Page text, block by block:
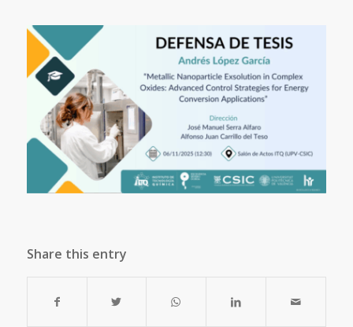
Share this entry